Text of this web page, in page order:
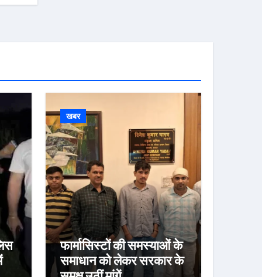
खबर
फार्मासिस्टों की समस्याओं के
समाधान को लेकर सरकार के